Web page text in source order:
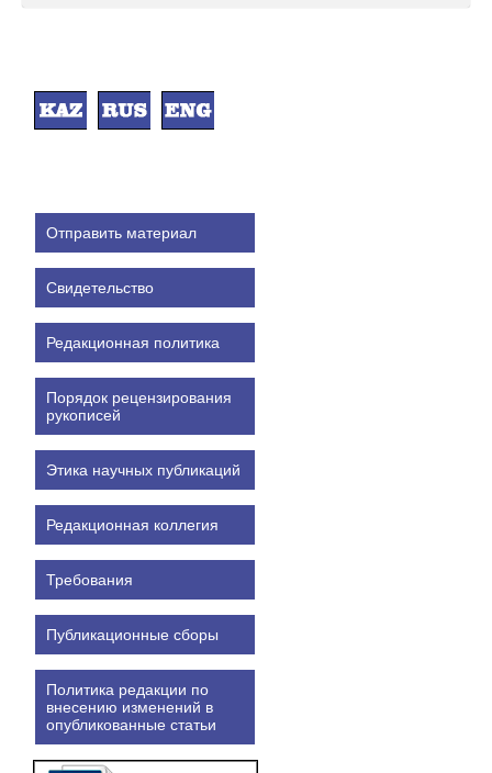
Отправить материал
Свидетельство
Редакционная политика
Порядок рецензирования
рукописей
Этика научных публикаций
Редакционная коллегия
Требования
Публикационные сборы
Политика редакции по
внесению изменений в
опубликованные статьи